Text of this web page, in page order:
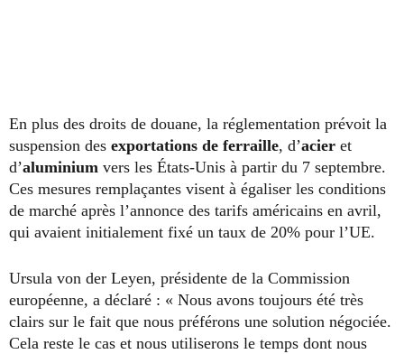
En plus des droits de douane, la réglementation prévoit la
suspension des exportations de ferraille, d’acier et
d’aluminium vers les États-Unis à partir du 7 septembre.
Ces mesures remplaçantes visent à égaliser les conditions
de marché après l’annonce des tarifs américains en avril,
qui avaient initialement fixé un taux de 20% pour l’UE.
Ursula von der Leyen, présidente de la Commission
européenne, a déclaré : « Nous avons toujours été très
clairs sur le fait que nous préférons une solution négociée.
Cela reste le cas et nous utiliserons le temps dont nous